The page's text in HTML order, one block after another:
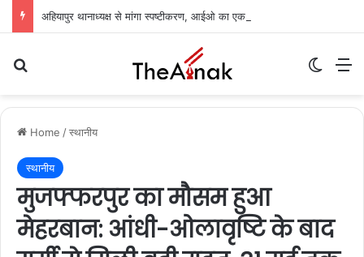
Home /स्थानीय
स्थानीय
मुजफ्फरपुर का मौसम हुआ
मेहरबान: आंधी-ओलावृष्टि के बाद